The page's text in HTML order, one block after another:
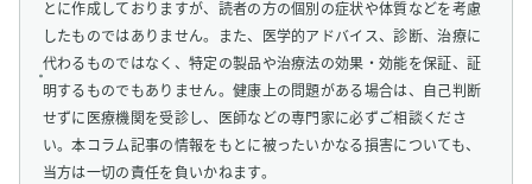
とに作成しておりますが、読者の方の個別の症状や体質などを考慮
したものではありません。また、医学的アドバイス、診断、治療に
代わるものではなく、特定の製品や治療法の効果・効能を保証、証
明するものでもありません。健康上の問題がある場合は、自己判断
せずに医療機関を受診し、医師などの専門家に必ずご相談くださ
い。本コラム記事の情報をもとに被ったいかなる損害についても、
当方は一切の責任を負いかねます。